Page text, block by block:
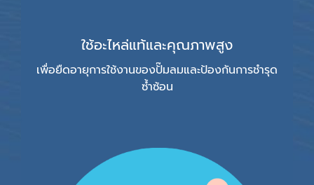
ใช้อะไหล่แท้และคุณภาพสูง
เพื่อยืดอายุการใช้งานของปั๊มลมและป้องกันการชำรุด
ซ้ำซ้อน